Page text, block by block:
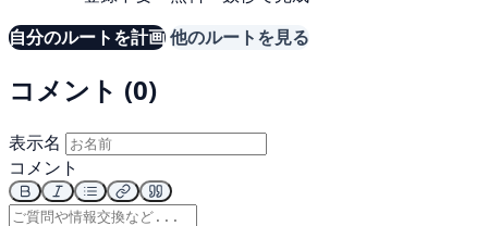
自分のルートを計画他のルートを見る
コメント (0)
表示名
コメント